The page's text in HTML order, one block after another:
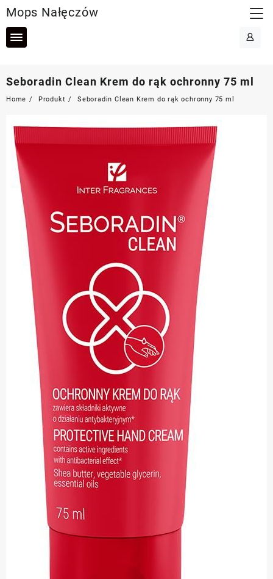
to
content
Mops Nałęczów
Seboradin Clean Krem do rąk ochronny 75 ml
Home Produkt Seboradin Clean Krem do rąk ochronny 75 ml